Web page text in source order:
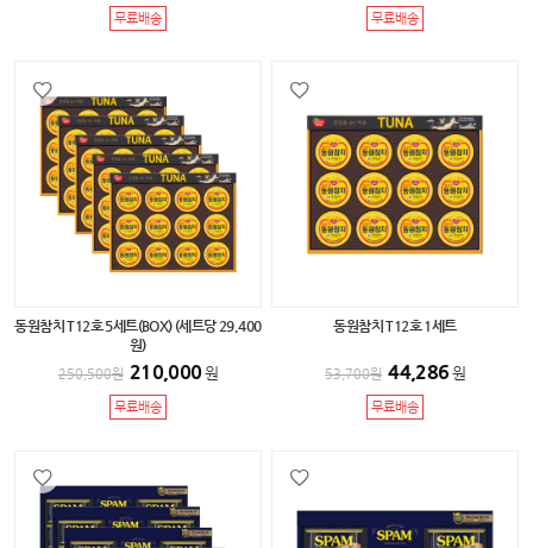
무료배송 무료배송
동원참치 T12호 5세트(BOX) (세트당 29,400
원)
250,500원 210,000원
무료배송
동원참치 T12호 1세트
53,700원 44,286 원
무료배송